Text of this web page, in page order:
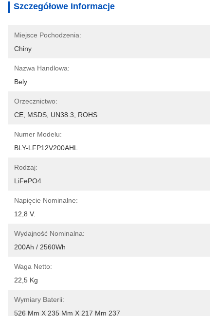
Szczegółowe Informacje
Miejsce Pochodzenia:
Chiny
Nazwa Handlowa:
Bely
Orzecznictwo:
CE, MSDS, UN38.3, ROHS
Numer Modelu:
BLY-LFP12V200AHL
Rodzaj:
LiFePO4
Napięcie Nominalne:
12,8 V.
Wydajność Nominalna:
200Ah / 2560Wh
Waga Netto:
22,5 Kg
Wymiary Baterii:
526 Mm X 235 Mm X 217 Mm 237